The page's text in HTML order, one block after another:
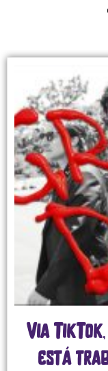
Via
está